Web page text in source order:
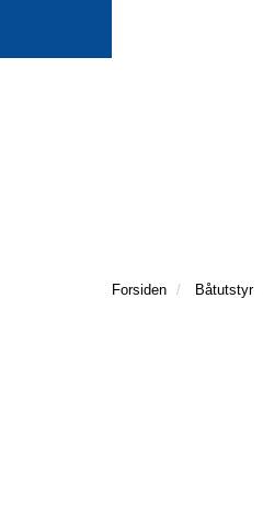
Forsiden Båtutstyr